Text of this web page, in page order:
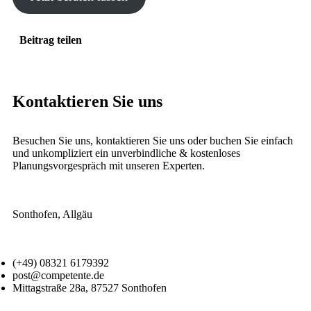
Beitrag teilen
Kontaktieren Sie uns
Besuchen Sie uns, kontaktieren Sie uns oder buchen Sie einfach
und unkompliziert ein unverbindliche & kostenloses
Planungsvorgespräch mit unseren Experten.
Sonthofen, Allgäu
(+49) 08321 6179392
post@competente.de
Mittagstraße 28a, 87527 Sonthofen